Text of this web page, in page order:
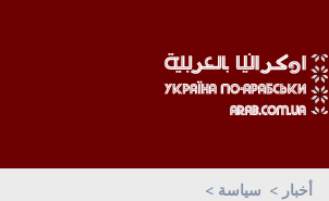
أخبار سياسة